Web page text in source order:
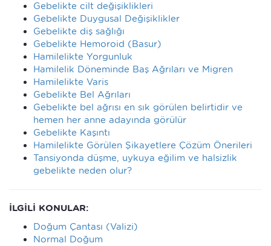
Gebelikte cilt değişiklikleri
Gebelikte Duygusal Değişiklikler
Gebelikte diş sağlığı
Gebelikte Hemoroid (Basur)
Hamilelikte Yorgunluk
Hamilelik Döneminde Baş Ağrıları ve Migren
Hamilelikte Varis
Gebelikte Bel Ağrıları
Gebelikte bel ağrısı en sık görülen belirtidir ve
hemen her anne adayında görülür
Gebelikte Kaşıntı
Hamilelikte Görülen Şikayetlere Çözüm Önerileri
Tansiyonda düşme, uykuya eğilim ve halsizlik
gebelikte neden olur?
İLGİLİ KONULAR:
Doğum Çantası (Valizi)
Normal Doğum